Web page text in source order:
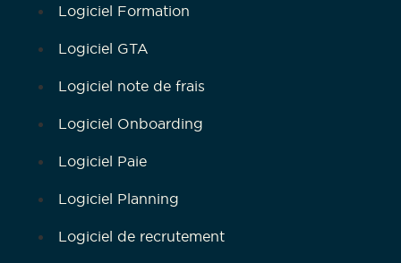
Logiciel Formation
Logiciel GTA
Logiciel note de frais
Logiciel Onboarding
Logiciel Paie
Logiciel Planning
Logiciel de recrutement